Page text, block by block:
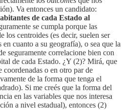
Va entonces un candidato:
de cada Estado al
se cumpla porque las
los centroides (es decir, suelen ser
en cuanto a su geografía), o sea que la
seguramente correlacione bien con
de cada Estado. ¿Y (2)? Mirá, que
coordenadas o en otro par de
de la forma que tenga el
Si me creés que la forma del
en las variables que nos interesa
a nivel estadual), entonces (2)